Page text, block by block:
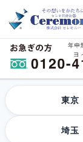
東京
埼玉